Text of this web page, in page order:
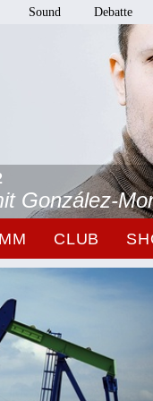
Sound Debatte
González-
CLUB